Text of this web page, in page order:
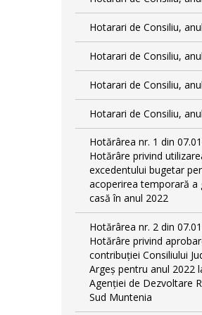
Hotarari de Consiliu,
Hotarari de Consiliu,
Hotarari de Consiliu,
Hotarari de Consiliu,
Hotărârea nr. 1 din
Hotărâre privind
excedentului bugetar
acoperirea temporară a
casă în anul 2022
Hotărârea nr. 2 din
Hotărâre privind
contribuției Consiliului
Argeș pentru anul 2022
Agenției de Dezvoltare
Sud Muntenia